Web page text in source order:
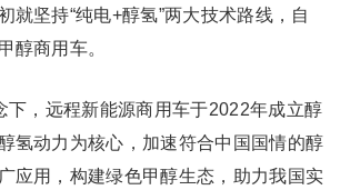
就坚持“纯电+醇氢”两大技术路线，自
醇商用车。
下，远程新能源商用车于2022年成立醇
氢动力为核心，加速符合中国国情的醇
应用，构建绿色甲醇生态，助力我国实